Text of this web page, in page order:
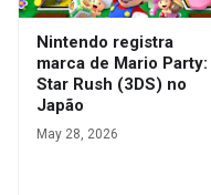
Nintendo registra
marca de Mario Party:
Star Rush (3DS) no
Japão
May 28, 2026